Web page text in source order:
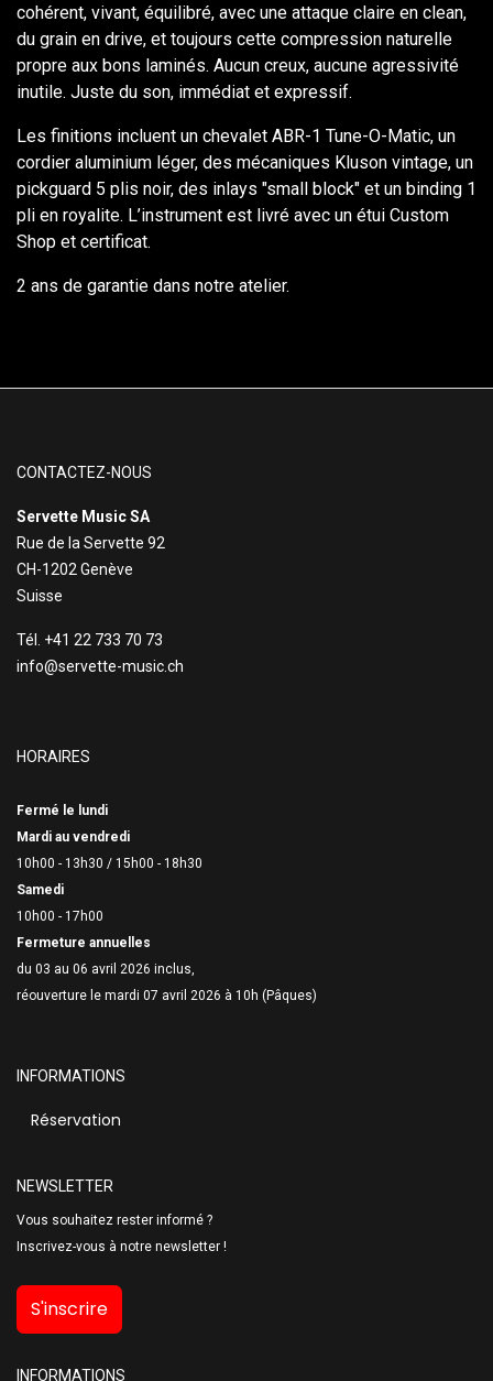
cohérent, vivant, équilibré, avec une attaque claire en clean,
du grain en drive, et toujours cette compression naturelle
propre aux bons laminés. Aucun creux, aucune agressivité
inutile. Juste du son, immédiat et expressif.
Les finitions incluent un chevalet ABR-1 Tune-O-Matic, un
cordier aluminium léger, des mécaniques Kluson vintage, un
pickguard 5 plis noir, des inlays "small block" et un binding 1
pli en royalite. L’instrument est livré avec un étui Custom
Shop et certificat.
2 ans de garantie dans notre atelier.
CONTACTEZ-NOUS
Servette Music SA
Rue de la Servette 92
CH-1202 Genève
Suisse
Tél. +41 22 733 70 73
info@servette-music.ch
HORAIRES
Fermé le lundi
Mardi au vendredi
10h00 - 13h30 / 15h00 - 18h30
Samedi
10h00 - 17h00
Fermeture annuelles
du 03 au 06 avril 2026 inclus,
réouverture le mardi 07 avril 2026 à 10h (Pâques)
INFORMATIONS
Réservation
NEWSLETTER
Vous souhaitez rester informé ?
Inscrivez-vous à notre newsletter !
S'inscrire
INFORMATIONS